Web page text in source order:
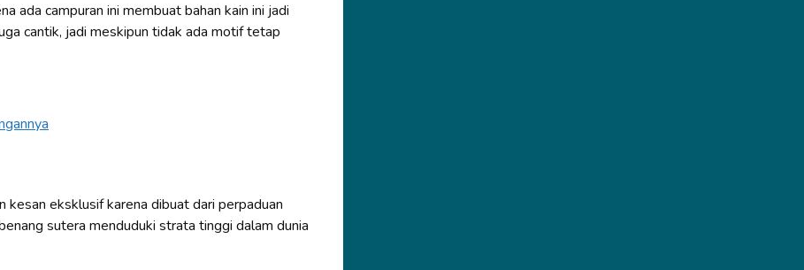
ada campuran ini membuat bahan kain ini jadi
cantik, jadi meskipun tidak ada motif tetap
kesan eksklusif karena dibuat dari perpaduan
sutera menduduki strata tinggi dalam dunia